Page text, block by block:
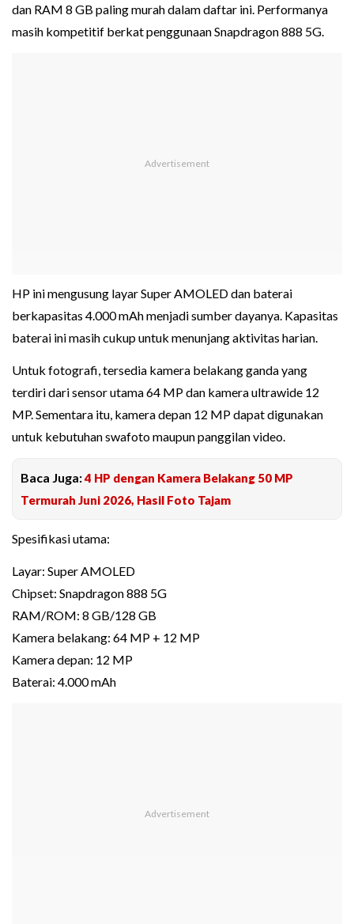
dan RAM 8 GB paling murah dalam daftar ini. Performanya
masih kompetitif berkat penggunaan Snapdragon 888 5G.
HP ini mengusung layar Super AMOLED dan baterai
berkapasitas 4.000 mAh menjadi sumber dayanya. Kapasitas
baterai ini masih cukup untuk menunjang aktivitas harian.
Untuk fotografi, tersedia kamera belakang ganda yang
terdiri dari sensor utama 64 MP dan kamera ultrawide 12
MP. Sementara itu, kamera depan 12 MP dapat digunakan
untuk kebutuhan swafoto maupun panggilan video.
Baca Juga:4 HP dengan Kamera Belakang 50 MP
Termurah Juni 2026, Hasil Foto Tajam
Spesifikasi utama:
Layar: Super AMOLED
Chipset: Snapdragon 888 5G
RAM/ROM: 8 GB/128 GB
Kamera belakang: 64 MP + 12 MP
Kamera depan: 12 MP
Baterai: 4.000 mAh